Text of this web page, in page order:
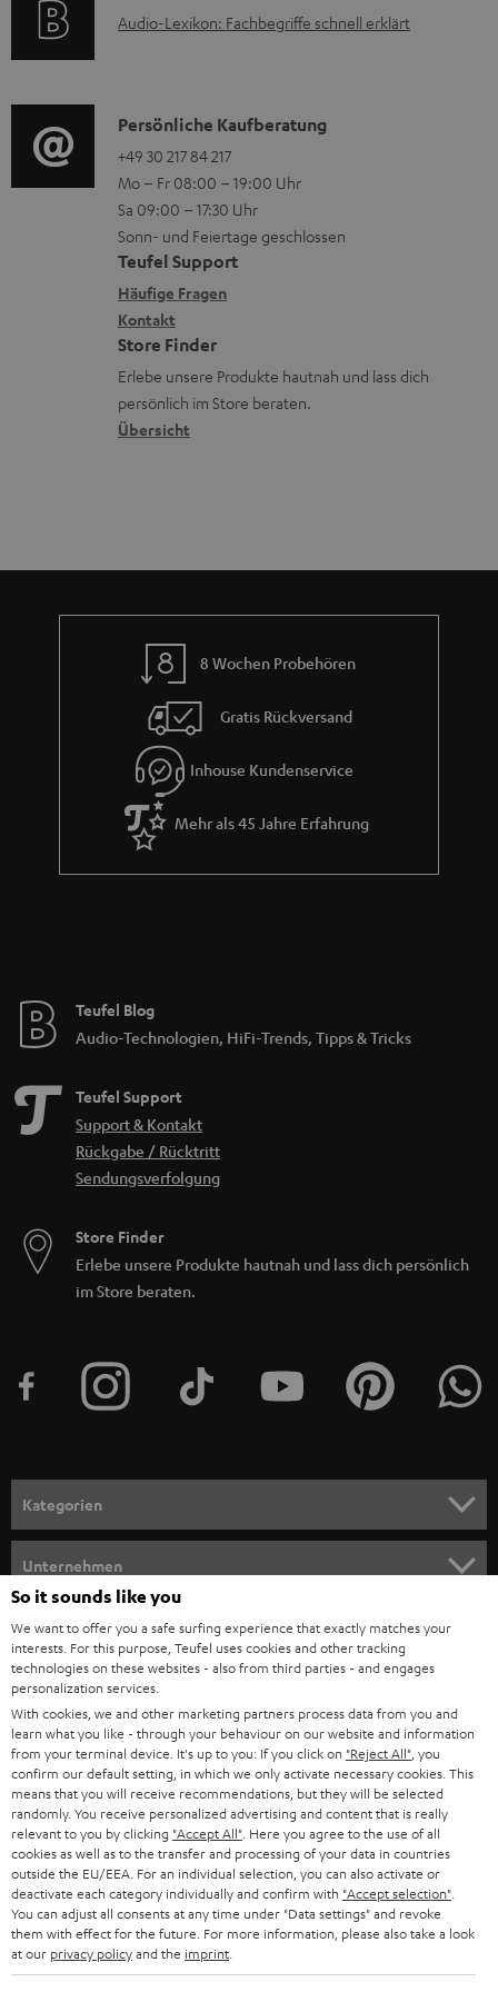
u
l
a
d
e
n
i
e
n
z
u
m
V
e
r
s
a
r
t
i
o
n
e
n
z
u
r
G
n
A
i
o
-
L
e
x
i
k
o
n
Audio-Lexikon: Fachbegriffe schnell erklärt
K
o
n
t
a
k
t
d
a
t
Persönliche Kaufberatung
+49 30 217 84 217
Mo – Fr 08:00 – 19:00 Uhr
Sa 09:00 – 17:30 Uhr
Sonn- und Feiertage geschlossen
Teufel Support
Häufige Fragen
Kontakt
Store Finder
Erlebe unsere Produkte hautnah und lass dich
persönlich im Store beraten.
Übersicht
8 Wochen Probehören
Gratis Rückversand
Inhouse Kundenservice
Mehr als 45 Jahre Erfahrung
Teufel Blog
Audio-Technologien, HiFi-Trends, Tipps & Tricks
Teufel Support
Support & Kontakt
Rückgabe / Rücktritt
Sendungsverfolgung
Store Finder
Erlebe unsere Produkte hautnah und lass dich persönlich
im Store beraten.
Kategorien
HEIMKINO-KOMPLETTANLAGEN
SOUNDBARS
SMART HOME
BLUETOOTH-LAUTSPRECHER
KOPFHÖRER
BLUETOOTH-KOPFHÖRER
STEREOANLAGEN
Unternehmen
KARRIERE
PRESSE & MARKETING
GESCHÄFTSKUNDEN
PARTNERPROGRAMM
BLOG
NEWSLETTER
STORES
Teufel Onlineshops
DEUTSCHLAND
ÖSTERREICH
SCHWEIZ
NIEDERLANDE
BELGIEN
So it sounds like you
We want to offer you a safe surfing experience that exactly matches your
interests. For this purpose, Teufel uses cookies and other tracking
technologies on these websites - also from third parties - and engages
personalization services.
With cookies, we and other marketing partners process data from you and
learn what you like - through your behaviour on our website and information
from your terminal device. It's up to you: If you click on "Reject All" , you
confirm our default setting, in which we only activate necessary cookies. This
means that you will receive recommendations, but they will be selected
randomly. You receive personalized advertising and content that is really
relevant to you by clicking "Accept All" . Here you agree to the use of all
cookies as well as to the transfer and processing of your data in countries
outside the EU/EEA. For an individual selection, you can also activate or
deactivate each category individually and confirm with "Accept selection"
You can adjust all consents at any time under "Data settings" and revoke
them with effect for the future. For more information, please also take a look
at our privacy policyand the imprint